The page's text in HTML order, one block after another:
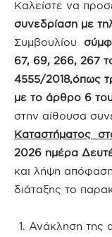
Καλείστε να
συνεδρίαση με
Συμβουλίου
67, 69, 266, 267
4555/2018,όπως
με το άρθρο 6
στην αίθουσα
Καταστήματος
2026 ημέρα
και λήψη
διάταξης το
Ανάκληση της